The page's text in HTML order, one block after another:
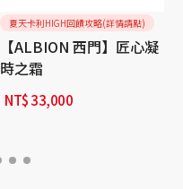
夏天卡利HIGH回饋攻略(詳情請點)
【ALBION 西門】匠心凝
時之霜
NT$33,000